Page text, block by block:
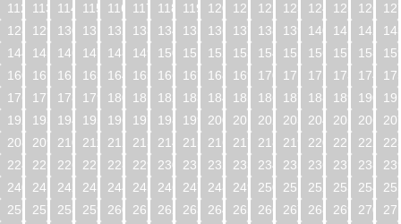
112
113 114 115 116 117 118 119 120 121 122 123 124 125 126
128
129 130 131 132 133 134 135 136 137 138 139 140 141 142
144
145 146 147 148 149 150 151 152 153 154 155 156 157 158
160
161 162 163 164 165 166 167 168 169 170 171 172 173 174
176
177 178 179 180 181 182 183 184 185 186 187 188 189 190
192
193 194 195 196 197 198 199 200 201 202 203 204 205 206
208
209 210 211 212 213 214 215 216 217 218 219 220 221 222
224
225 226 227 228 229 230 231 232 233 234 235 236 237 238
240
241 242 243 244 245 246 247 248 249 250 251 252 253 254
256
257 258 259 260 261 262 263 264 265 266 267 268 269 270